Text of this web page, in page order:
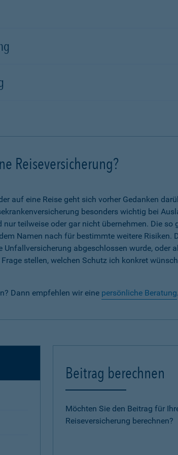
Reiseversicherung?
auf eine Reise geht sich vorher Gedanken
besonders wichtig bei
teilweise oder gar nicht übernehmen. Die so
Namen nach für bestimmte weitere Risiken.
Unfallversicherung abgeschlossen wurde,
stellen, welchen Schutz ich konkret
Dann empfehlen wir eine persönliche Beratung.
Beitrag berechnen
Möchten Sie den Beitrag für
Reiseversicherung berechnen?